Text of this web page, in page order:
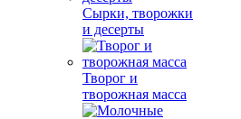
Сырки, творожки
и десерты
Творог и
творожная масса